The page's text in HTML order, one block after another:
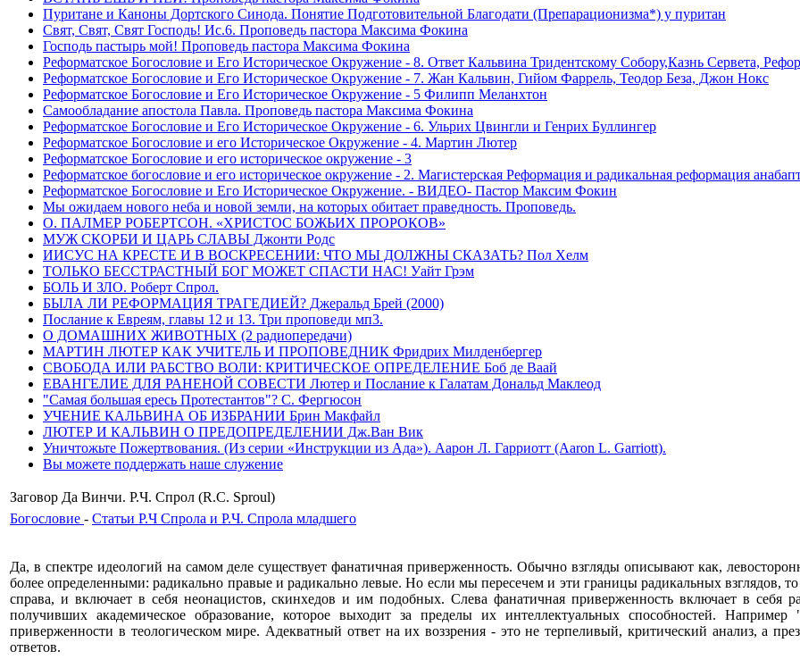
Пуритане и Каноны Дортского Синода. Понятие Подготовительной Благодати (Препарационизма*) у пуритан
Свят, Свят, Свят Господь! Ис.6. Проповедь пастора Максима Фокина
Господь пастырь мой! Проповедь пастора Максима Фокина
Реформатское Богословие и Его Историческое Окружение - 8. Ответ Кальвина Тридентскому Собору,Казнь Сервета,
Реформатское Богословие и Его Историческое Окружение - 7. Жан Кальвин, Гийом Фаррель, Теодор Беза, Джон Нокс
Реформатское Богословие и Его Историческое Окружение - 5 Филипп Меланхтон
Самообладание апостола Павла. Проповедь пастора Максима Фокина
Реформатское Богословие и Его Историческое Окружение - 6. Ульрих Цвингли и Генрих Буллингер
Реформатское Богословие и его Историческое Окружение - 4. Мартин Лютер
Реформатское Богословие и его историческое окружение - 3
Реформатское богословие и его историческое окружение - 2. Магистерская Реформация и радикальная реформация
Реформатское Богословие и Его Историческое Окружение. - ВИДЕО- Пастор Максим Фокин
Мы ожидаем нового неба и новой земли, на которых обитает праведность. Проповедь.
О. ПАЛМЕР РОБЕРТСОН. «ХРИСТОС БОЖЬИХ ПРОРОКОВ»
МУЖ СКОРБИ И ЦАРЬ СЛАВЫ Джонти Родс
ИИСУС НА КРЕСТЕ И В ВОСКРЕСЕНИИ: ЧТО МЫ ДОЛЖНЫ СКАЗАТЬ? Пол Хелм
ТОЛЬКО БЕССТРАСТНЫЙ БОГ МОЖЕТ СПАСТИ НАС! Уайт Грэм
БОЛЬ И ЗЛО. Роберт Спрол.
БЫЛА ЛИ РЕФОРМАЦИЯ ТРАГЕДИЕЙ? Джеральд Брей (2000)
Послание к Евреям, главы 12 и 13. Три проповеди мп3.
О ДОМАШНИХ ЖИВОТНЫХ (2 радиопередачи)
МАРТИН ЛЮТЕР КАК УЧИТЕЛЬ И ПРОПОВЕДНИК Фридрих Милденбергер
СВОБОДА ИЛИ РАБСТВО ВОЛИ: КРИТИЧЕСКОЕ ОПРЕДЕЛЕНИЕ Боб де Ваай
ЕВАНГЕЛИЕ ДЛЯ РАНЕНОЙ СОВЕСТИ Лютер и Послание к Галатам Дональд Маклеод
"Самая большая ересь Протестантов"? С. Фергюсон
УЧЕНИЕ КАЛЬВИНА ОБ ИЗБРАНИИ Брин Макфайл
ЛЮТЕР И КАЛЬВИН О ПРЕДОПРЕДЕЛЕНИИ Дж.Ван Вик
Уничтожьте Пожертвования. (Из серии «Инструкции из Ада»). Аарон Л. Гарриотт (Aaron L. Garriott).
Вы можете поддержать наше служение
Заговор Да Винчи. Р.Ч. Спрол (R.C. Sproul)
Богословие - Статьи Р.Ч Спрола и Р.Ч. Спрола младшего
Да, в спектре идеологий на самом деле существует фанатичная приверженность. Обычно взгляды описывают как,
более определенными: радикально правые и радикально левые. Но если мы пересечем и эти границы радикальных взглядов,
справа, и включает в себя неонацистов, скинхедов и им подобных. Слева фанатичная приверженность включает в себя
получивших академическое образование, которое выходит за пределы их интеллектуальных способностей.
приверженности в теологическом мире. Адекватный ответ на их воззрения - это не терпеливый, критический анализ, а
ответов.